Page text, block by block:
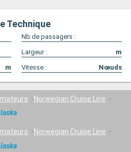
Technique
Nb de passagers :
Largeur :
m
m Vitesse : Nœuds
Norwegian Cruise Line
Norwegian Cruise Line